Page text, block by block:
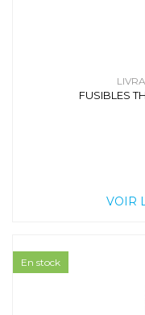
FUSIBLES
VOIR
En stock